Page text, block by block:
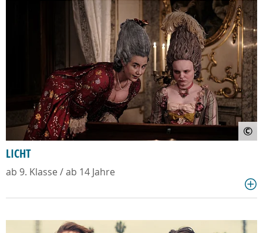
©
LICHT
ab 9. Klasse / ab 14 Jahre